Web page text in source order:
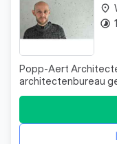
Popp-Aert
architectenbureau
verbouwingen,
gepassioneerd
streven naar een
droomproject vorm
place
timelapse